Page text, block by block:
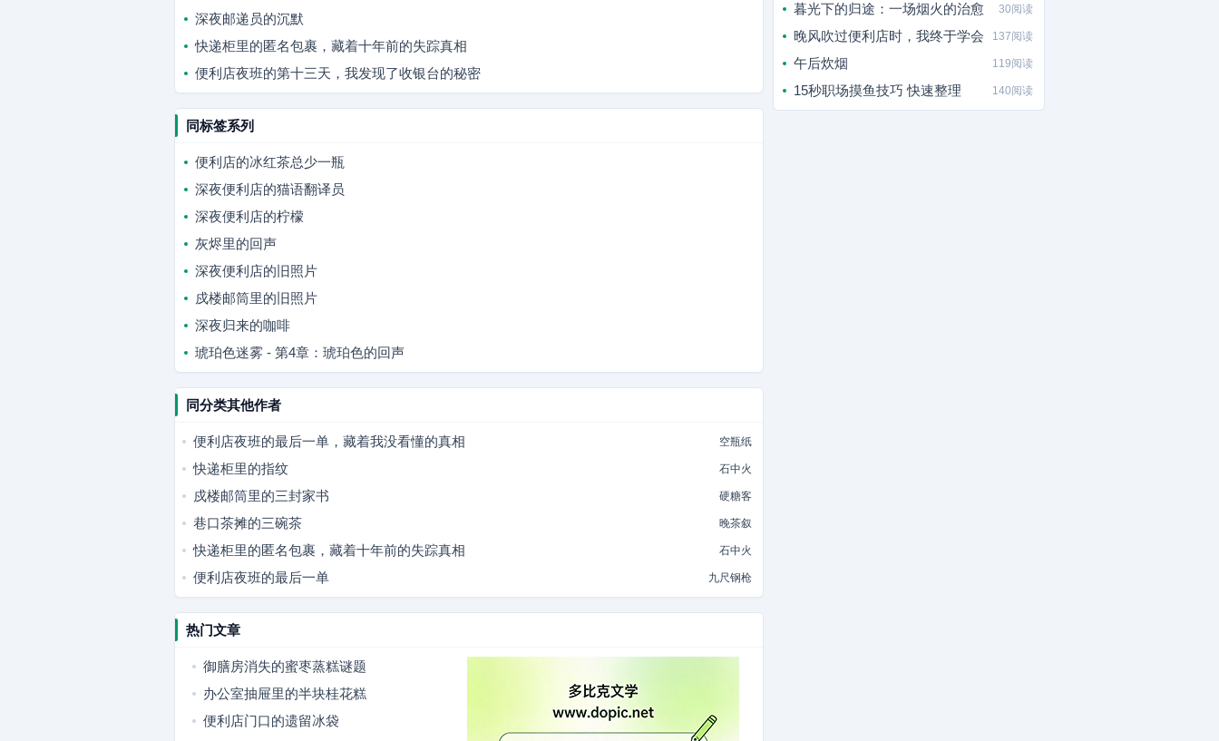
深夜邮递员的沉默
快递柜里的匿名包裹，藏着十年前的失踪真相
便利店夜班的第十三天，我发现了收银台的秘密
同标签系列
便利店的冰红茶总少一瓶
深夜便利店的猫语翻译员
深夜便利店的柠檬
灰烬里的回声
深夜便利店的旧照片
戍楼邮筒里的旧照片
深夜归来的咖啡
琥珀色迷雾 - 第4章：琥珀色的回声
同分类其他作者
便利店夜班的最后一单，藏着我没看懂的真相 空瓶纸
快递柜里的指纹 石中火
戍楼邮筒里的三封家书 硬糖客
巷口茶摊的三碗茶 晚茶叙
快递柜里的匿名包裹，藏着十年前的失踪真相 石中火
便利店夜班的最后一单 九尺钢枪
热门文章
御膳房消失的蜜枣蒸糕谜题
办公室抽屉里的半块桂花糕
便利店门口的遗留冰袋
暮光下的归途：一场烟火的治愈 30阅读
晚风吹过便利店时，我终于学会 137阅读
午后炊烟 119阅读
15秒职场摸鱼技巧 快速整理 140阅读